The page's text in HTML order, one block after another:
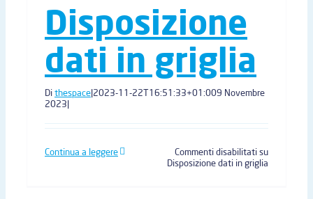
Disposizione
dati in griglia
Dithespace|2023-11-22T16:51:33+01:009 Novembre
2023|
Continua a leggere Commenti disabilitatisu
Disposizione dati in griglia